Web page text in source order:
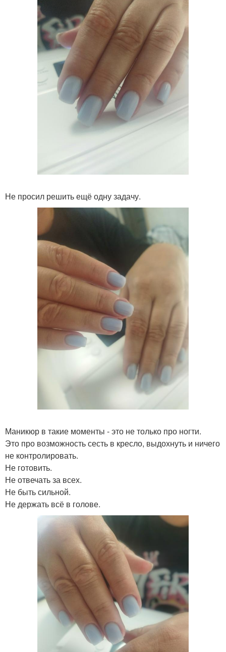
Не просил решить ещё одну задачу.
Маникюр в такие моменты - это не только про ногти.
Это про возможность сесть в кресло, выдохнуть и ничего
не контролировать.
Не готовить.
Не отвечать за всех.
Не быть сильной.
Не держать всё в голове.